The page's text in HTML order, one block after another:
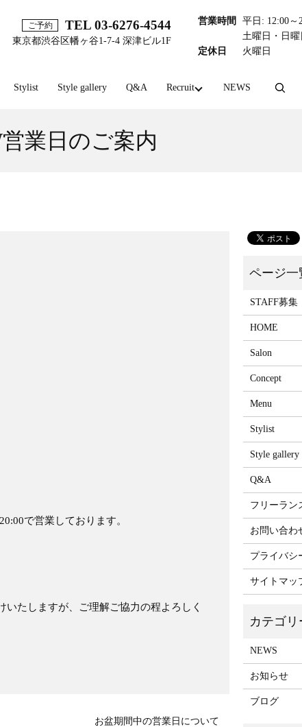
ご予約 TEL 03-6276-4544
東京都渋谷区幡ヶ谷1-7-4 深津ビル1F
営業時間
平日: 12:00～
土曜日・日曜
定休日
火曜日
Stylist Style gallery Q&A Recruit NEWS
業日のご案内
で営業しております。
たしますが、ご理解ご協力の程よろしく
お盆期間中の営業日について
STAFF募集
HOME
Salon
Concept
Menu
Stylist
Style gallery
Q&A
フリーラン
お問い合わ
プライバシ
サイトマッ
NEWS
お知らせ
ブログ